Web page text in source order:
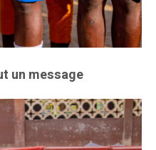
un message